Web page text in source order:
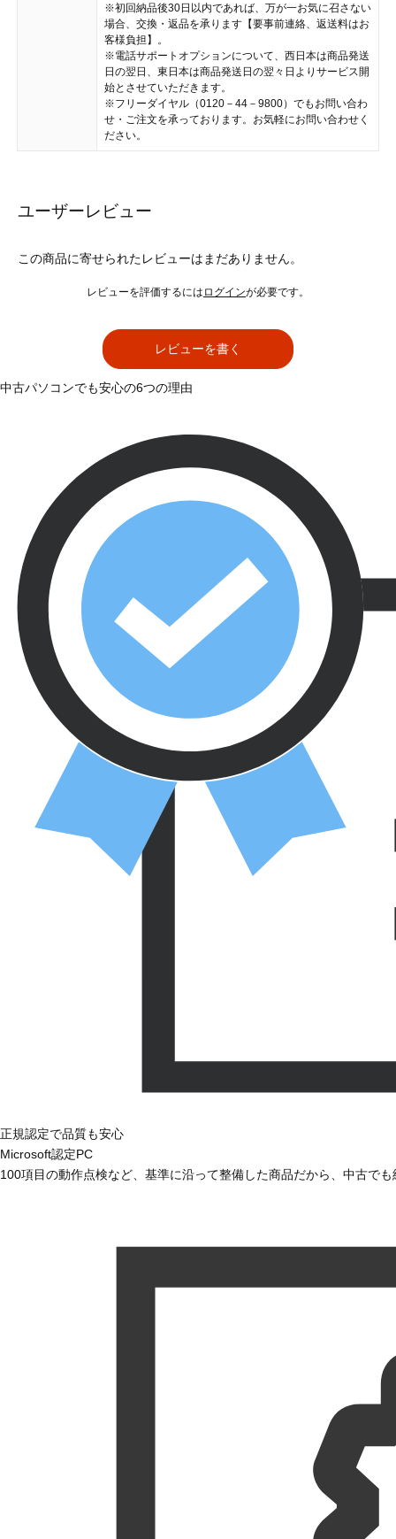
※初回納品後30日以内であれば、万が一お気に召さない
場合、交換・返品を承ります【要事前連絡、返送料はお
客様負担】。
※電話サポートオプションについて、西日本は商品発送
日の翌日、東日本は商品発送日の翌々日よりサービス開
始とさせていただきます。
※フリーダイヤル（0120－44－9800）でもお問い合わ
せ・ご注文を承っております。お気軽にお問い合わせく
ださい。
ユーザーレビュー
この商品に寄せられたレビューはまだありません。
レビューを評価するには ログインが必要です。
レビューを書く
中古パソコンでも安心の6つの理由
正規認定で品質も安心
Microsoft認定PC
100項目の動作点検など、基準に沿って整備した商品だから、中古で